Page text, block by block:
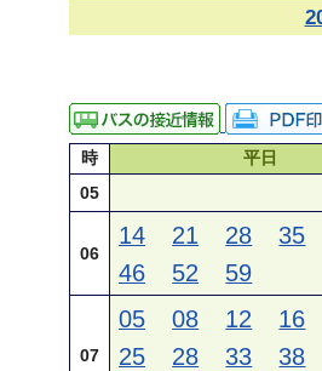
時 平日
05
06
14 21 28 35
46
52 59
07
05 08 12 16
25
28 33 38